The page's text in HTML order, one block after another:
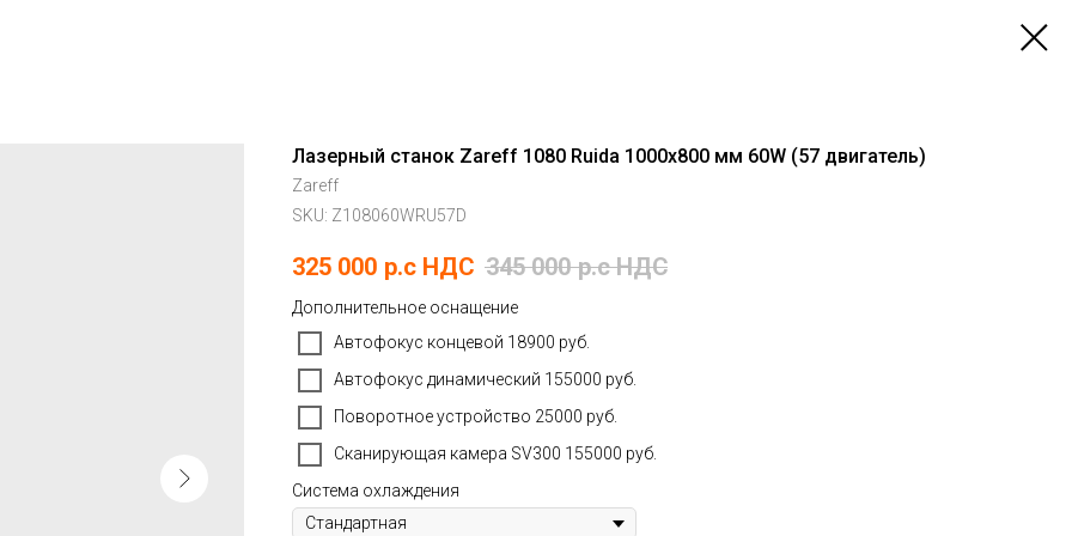
Лазерный станок Zareff 1080 Ruida 1000х800 мм 60W (57 двигатель)
Zareff
SKU: Z108060WRU57D
325 000 р.c НДС 345 000 р.c НДС
Дополнительное оснащение
Автофокус концевой 18900 руб.
Автофокус динамический 155000 руб.
Поворотное устройство 25000 руб.
Сканирующая камера SV300 155000 руб.
Система охлаждения